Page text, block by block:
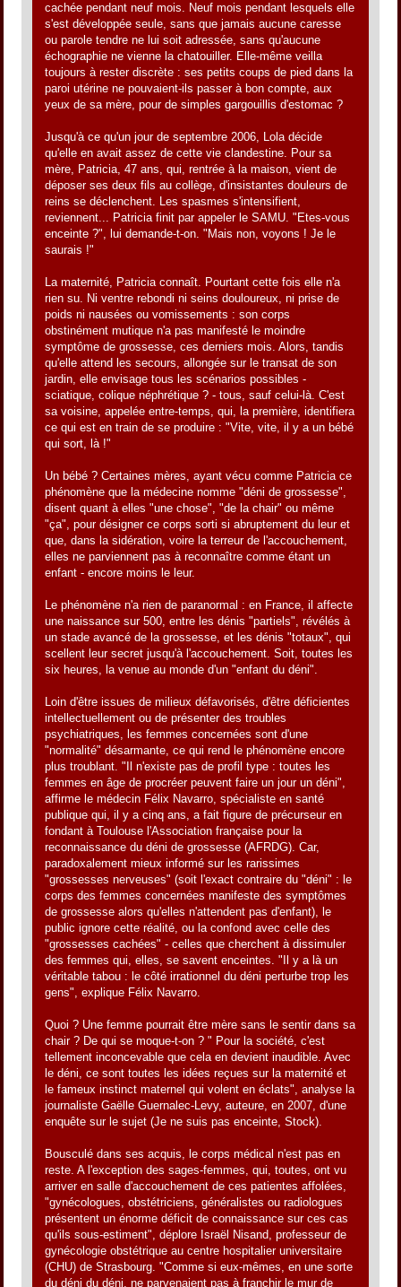
cachée pendant neuf mois. Neuf mois pendant lesquels elle
s'est développée seule, sans que jamais aucune caresse
ou parole tendre ne lui soit adressée, sans qu'aucune
échographie ne vienne la chatouiller. Elle-même veilla
toujours à rester discrète : ses petits coups de pied dans la
paroi utérine ne pouvaient-ils passer à bon compte, aux
yeux de sa mère, pour de simples gargouillis d'estomac ?
Jusqu'à ce qu'un jour de septembre 2006, Lola décide
qu'elle en avait assez de cette vie clandestine. Pour sa
mère, Patricia, 47 ans, qui, rentrée à la maison, vient de
déposer ses deux fils au collège, d'insistantes douleurs de
reins se déclenchent. Les spasmes s'intensifient,
reviennent... Patricia finit par appeler le SAMU. "Etes-vous
enceinte ?", lui demande-t-on. "Mais non, voyons ! Je le
saurais !"
La maternité, Patricia connaît. Pourtant cette fois elle n'a
rien su. Ni ventre rebondi ni seins douloureux, ni prise de
poids ni nausées ou vomissements : son corps
obstinément mutique n'a pas manifesté le moindre
symptôme de grossesse, ces derniers mois. Alors, tandis
qu'elle attend les secours, allongée sur le transat de son
jardin, elle envisage tous les scénarios possibles -
sciatique, colique néphrétique ? - tous, sauf celui-là. C'est
sa voisine, appelée entre-temps, qui, la première, identifiera
ce qui est en train de se produire : "Vite, vite, il y a un bébé
qui sort, là !"
Un bébé ? Certaines mères, ayant vécu comme Patricia ce
phénomène que la médecine nomme "déni de grossesse",
disent quant à elles "une chose", "de la chair" ou même
"ça", pour désigner ce corps sorti si abruptement du leur et
que, dans la sidération, voire la terreur de l'accouchement,
elles ne parviennent pas à reconnaître comme étant un
enfant - encore moins le leur.
Le phénomène n'a rien de paranormal : en France, il affecte
une naissance sur 500, entre les dénis "partiels", révélés à
un stade avancé de la grossesse, et les dénis "totaux", qui
scellent leur secret jusqu'à l'accouchement. Soit, toutes les
six heures, la venue au monde d'un "enfant du déni".
Loin d'être issues de milieux défavorisés, d'être déficientes
intellectuellement ou de présenter des troubles
psychiatriques, les femmes concernées sont d'une
"normalité" désarmante, ce qui rend le phénomène encore
plus troublant. "Il n'existe pas de profil type : toutes les
femmes en âge de procréer peuvent faire un jour un déni",
affirme le médecin Félix Navarro, spécialiste en santé
publique qui, il y a cinq ans, a fait figure de précurseur en
fondant à Toulouse l'Association française pour la
reconnaissance du déni de grossesse (AFRDG). Car,
paradoxalement mieux informé sur les rarissimes
"grossesses nerveuses" (soit l'exact contraire du "déni" : le
corps des femmes concernées manifeste des symptômes
de grossesse alors qu'elles n'attendent pas d'enfant), le
public ignore cette réalité, ou la confond avec celle des
"grossesses cachées" - celles que cherchent à dissimuler
des femmes qui, elles, se savent enceintes. "Il y a là un
véritable tabou : le côté irrationnel du déni perturbe trop les
gens", explique Félix Navarro.
Quoi ? Une femme pourrait être mère sans le sentir dans sa
chair ? De qui se moque-t-on ? " Pour la société, c'est
tellement inconcevable que cela en devient inaudible. Avec
le déni, ce sont toutes les idées reçues sur la maternité et
le fameux instinct maternel qui volent en éclats", analyse la
journaliste Gaëlle Guernalec-Levy, auteure, en 2007, d'une
enquête sur le sujet (Je ne suis pas enceinte, Stock).
Bousculé dans ses acquis, le corps médical n'est pas en
reste. A l'exception des sages-femmes, qui, toutes, ont vu
arriver en salle d'accouchement de ces patientes affolées,
"gynécologues, obstétriciens, généralistes ou radiologues
présentent un énorme déficit de connaissance sur ces cas
qu'ils sous-estiment", déplore Israël Nisand, professeur de
gynécologie obstétrique au centre hospitalier universitaire
(CHU) de Strasbourg. "Comme si eux-mêmes, en une sorte
du déni du déni, ne parvenaient pas à franchir le mur de